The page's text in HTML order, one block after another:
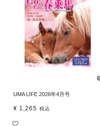
UMA LIFE 2026年4月号
¥ 1,265 税込